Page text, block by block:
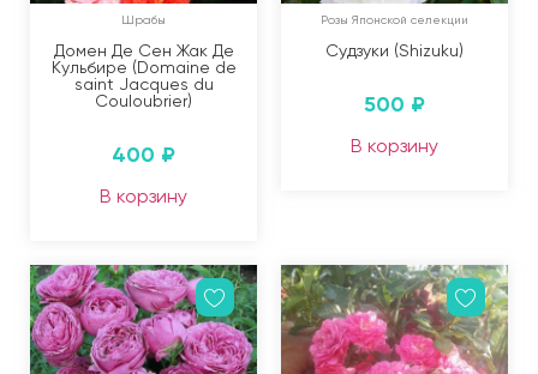
Шрабы
Домен Де Сен Жак Де
Кульбире (Domaine de
saint Jacques du
Couloubrier)
400 ₽
В корзину
Розы Японской селекции
Судзуки (Shizuku)
500 ₽
В корзину